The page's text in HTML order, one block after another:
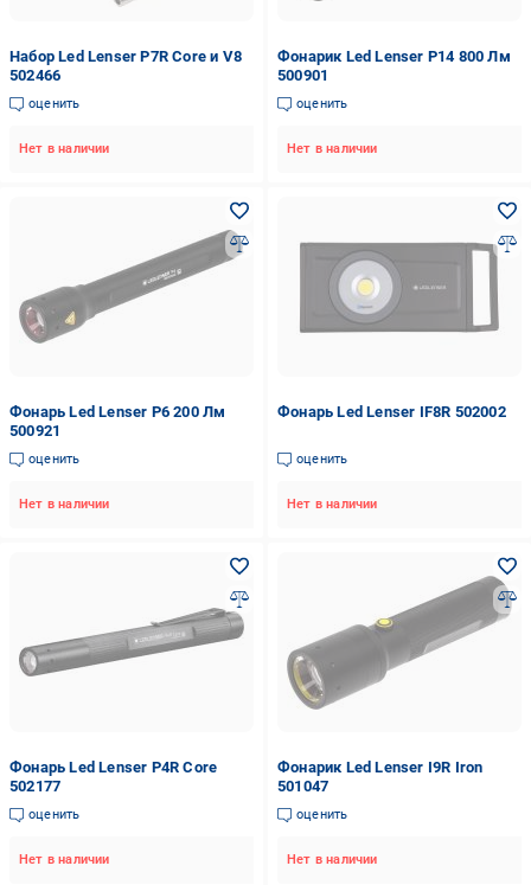
Набор Led Lenser P7R Core и V8
502466
оценить
Нет в наличии
Фонарик Led Lenser P14 800 Лм
500901
оценить
Нет в наличии
Фонарь Led Lenser P6 200 Лм
500921
оценить
Нет в наличии
Фонарь Led Lenser IF8R 502002
оценить
Нет в наличии
Фонарь Led Lenser P4R Core
502177
оценить
Нет в наличии
Фонарик Led Lenser I9R Iron
501047
оценить
Нет в наличии